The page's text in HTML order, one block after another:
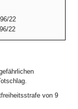
22
22
von 9